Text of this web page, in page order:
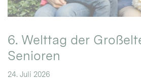
6. Welttag der
Senioren
24. Juli 2026